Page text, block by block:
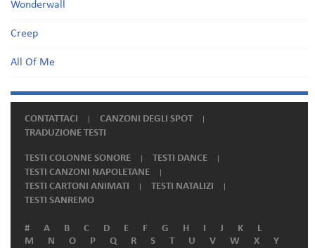
Wonderwall
Creep
All Of Me
CONTATTACI
CANZONI DEGLI SPOT
TRADUZIONE TESTI
TESTI COLONNE SONORE
TESTI DANCE
TESTI CANZONI NAPOLETANE
TESTI CARTONI ANIMATI
TESTI NATALIZI
TESTI SANREMO
# A B C D E F G H I J K
L
M
N O P Q R S T U V W X Y